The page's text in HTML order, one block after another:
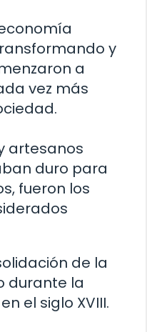
y
a
vez más
artesanos
duro para
fueron los
de la
durante la
el siglo XVIII.